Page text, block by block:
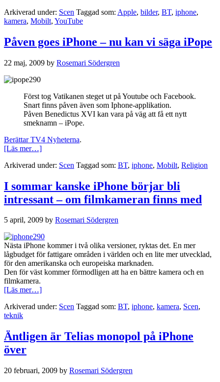
modellen
av
–
demonstrationsfilmerna
iPhone
Arkiverad under: Scen Taggad som: Apple, bilder, BT, iphone,
kamera, Mobilt, YouTube
Påven goes iPhone – nu kan vi säga iPope
22 maj, 2009 by Rosemari Södergren
Först tog Vatikanen steget ut på Youtube och Facebook.
Snart finns påven även som Iphone-applikation.
Påven Benedictus XVI kan vara på väg att få ett nytt
smeknamn – iPope.
Berättar TV4 Nyheterna.
[Läs mer…]om
goes
–
nu
kan
säga
Arkiverad under: Scen Taggad som: BT, iphone, Mobilt, Religion
I sommar kanske iPhone börjar bli
intressant – om filmkameran finns med
5 april, 2009 by Rosemari Södergren
Nästa iPhone kommer i två olika versioner, ryktas det. En mer
lågbudget för fattigare områden i världen och en lite mer utvecklad,
för den amerikanska och europeiska marknaden.
Den för väst kommer förmodligen att ha en bättre kamera och en
filmkamera.
[Läs mer…]om
sommar
börjar
bli
om
Arkiverad under: Scen Taggad som: BT, iphone, kamera, Scen,
teknik
Äntligen är Telias monopol på iPhone
över
20 februari, 2009 by Rosemari Södergren